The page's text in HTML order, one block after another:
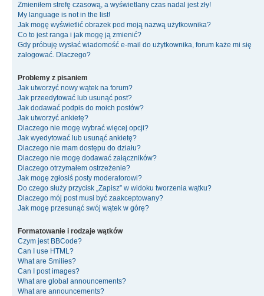
Zmieniłem strefę czasową, a wyświetlany czas nadal jest zły!
My language is not in the list!
Jak mogę wyświetlić obrazek pod moją nazwą użytkownika?
Co to jest ranga i jak mogę ją zmienić?
Gdy próbuję wysłać wiadomość e-mail do użytkownika, forum każe mi się
zalogować. Dlaczego?
Problemy z pisaniem
Jak utworzyć nowy wątek na forum?
Jak przeedytować lub usunąć post?
Jak dodawać podpis do moich postów?
Jak utworzyć ankietę?
Dlaczego nie mogę wybrać więcej opcji?
Jak wyedytować lub usunąć ankietę?
Dlaczego nie mam dostępu do działu?
Dlaczego nie mogę dodawać załączników?
Dlaczego otrzymałem ostrzeżenie?
Jak mogę zgłosiś posty moderatorowi?
Do czego służy przycisk „Zapisz” w widoku tworzenia wątku?
Dlaczego mój post musi być zaakceptowany?
Jak mogę przesunąć swój wątek w górę?
Formatowanie i rodzaje wątków
Czym jest BBCode?
Can I use HTML?
What are Smilies?
Can I post images?
What are global announcements?
What are announcements?